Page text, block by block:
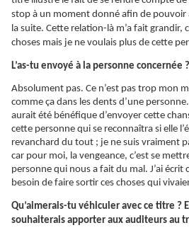
stop à un moment donné afin de
la suite. Cette relation-là m’a fait grandir,
choses mais je ne voulais plus de cette
L’as-tu envoyé à la personne concernée ?
Absolument pas. Ce n’est pas trop mon
comme ça dans les dents d’une
aurait été bénéfique d’envoyer cette
cette personne qui se reconnaîtra si elle
revanchard du tout ; je ne suis vraiment
car pour moi, la vengeance, c’est se
personne qui nous a fait du mal. J’ai écrit
besoin de faire sortir ces choses qui
Qu’aimerais-tu véhiculer avec ce titre ?
souhaiterais apporter aux auditeurs au